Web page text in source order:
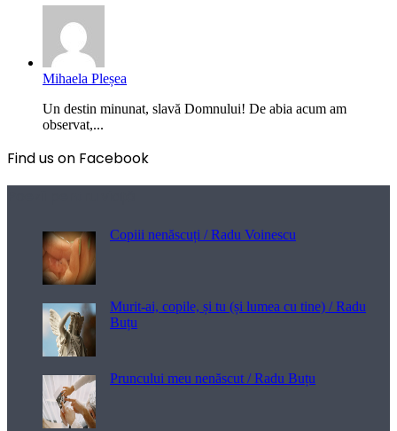
Mihaela Pleșea
Un destin minunat, slavă Domnului! De abia acum am
observat,...
Find us on Facebook
Copiii nenăscuți / Radu Voinescu
Murit-ai, copile, și tu (și lumea cu tine) / Radu
Buțu
Pruncului meu nenăscut / Radu Buțu